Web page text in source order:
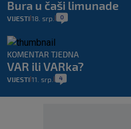
Bura u čaši limunade
VIJESTI 18. srp. 0
KOMENTAR TJEDNA
VAR ili VARka?
VIJESTI 11. srp. 4